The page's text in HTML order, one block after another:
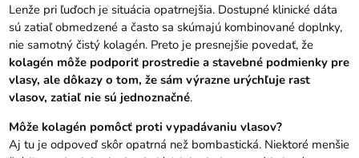
Lenže pri ľuďoch je situácia opatrnejšia. Dostupné klinické dáta
sú zatiaľ obmedzené a často sa skúmajú kombinované doplnky,
nie samotný čistý kolagén. Preto je presnejšie povedať, že
kolagén môže podporiť prostredie a stavebné podmienky pre
vlasy, ale dôkazy o tom, že sám výrazne urýchľuje rast
vlasov, zatiaľ nie sú jednoznačné.
Môže kolagén pomôcť proti vypadávaniu vlasov?
Aj tu je odpoveď skôr opatrná než bombastická. Niektoré menšie